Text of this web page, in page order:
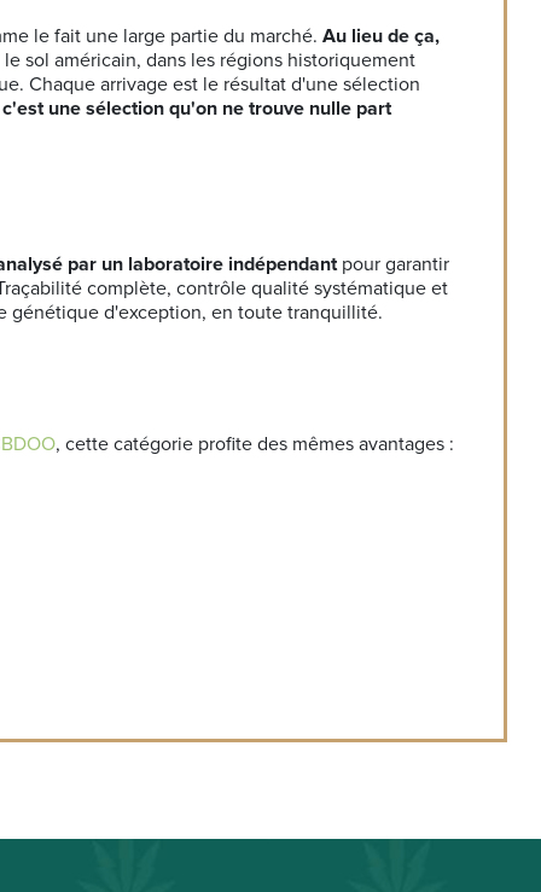
le fait une large partie du marché. Au lieu de ça,
sol américain, dans les régions historiquement
Chaque arrivage est le résultat d'une sélection
c'est une sélection qu'on ne trouve nulle part
par un laboratoire indépendantpour garantir
complète, contrôle qualité systématique et
génétique d'exception, en toute tranquillité.
, cette catégorie profite des mêmes avantages :